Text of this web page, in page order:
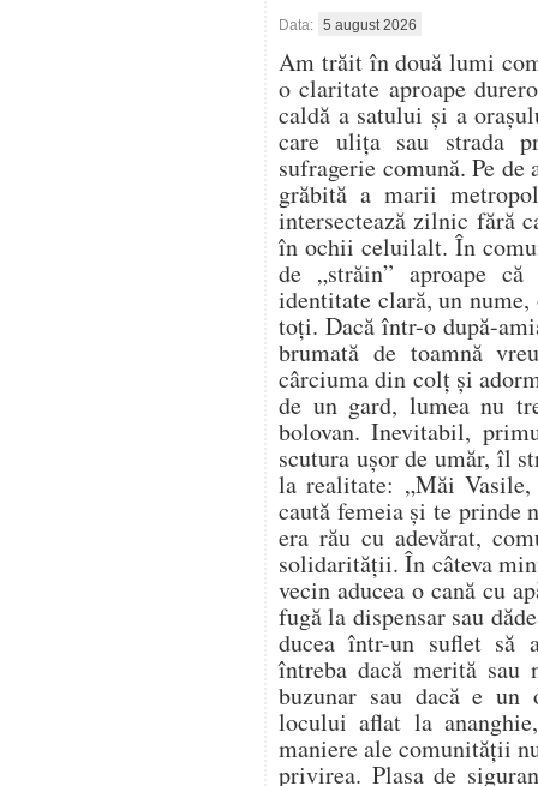
Data: 5 august 2026
Am trăit în două lumi
o claritate aproape
caldă a satului și a
care ulița sau strada
sufragerie comună. Pe
grăbită a marii
intersectează zilnic fără
în ochii celuilalt. În
de „străin” aproape
identitate clară, un
toți. Dacă într-o după-
brumată de toamnă
cârciuma din colț și
de un gard, lumea nu
bolovan. Inevitabil,
scutura ușor de umăr, îl
la realitate: „Măi
caută femeia și te prinde
era rău cu adevărat,
solidarității. În câteva
vecin aducea o cană cu
fugă la dispensar sau
ducea într-un suflet să
întreba dacă merită
buzunar sau dacă e
locului aflat la
maniere ale comunității
privirea. Plasa de